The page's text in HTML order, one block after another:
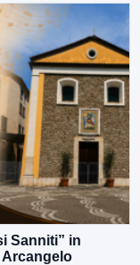
Sanniti” in
Arcangelo